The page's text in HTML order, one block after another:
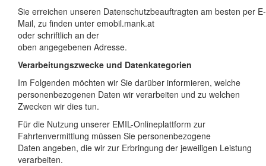
Sie erreichen unseren Datenschutzbeauftragten am besten per E-
Mail, zu finden unter emobil.mank.at
oder schriftlich an der
oben angegebenen Adresse.
Verarbeitungszwecke und Datenkategorien
Im Folgenden möchten wir Sie darüber informieren, welche
personenbezogenen Daten wir verarbeiten und zu welchen
Zwecken wir dies tun.
Für die Nutzung unserer EMIL-Onlineplattform zur
Fahrtenvermittlung müssen Sie personenbezogene
Daten angeben, die wir zur Erbringung der jeweiligen Leistung
verarbeiten.